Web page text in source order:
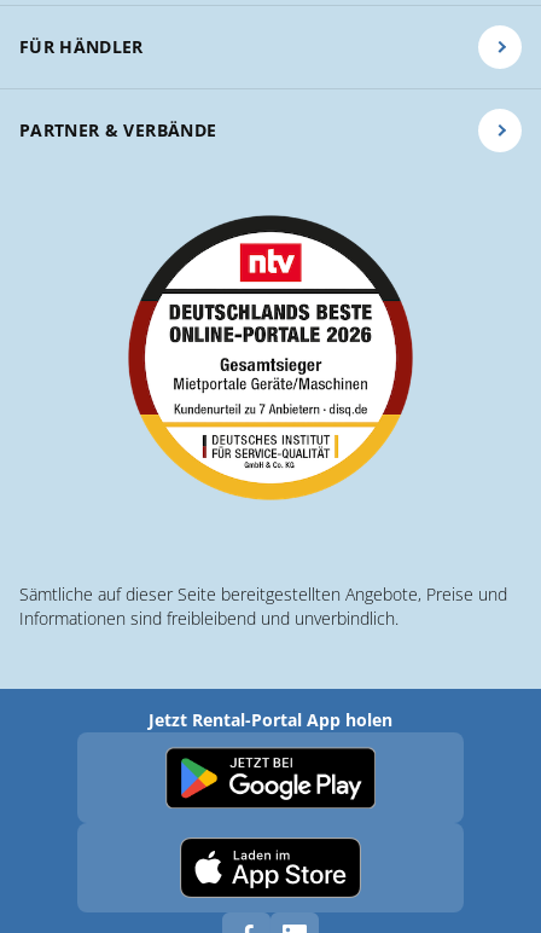
FÜR HÄNDLER
PARTNER & VERBÄNDE
Sämtliche auf dieser Seite bereitgestellten Angebote, Preise und
Informationen sind freibleibend und unverbindlich.
Jetzt Rental-Portal App holen